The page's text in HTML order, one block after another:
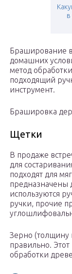
в
Браширование
домашних
метод
подходящий
инструмент.
Брашировка
Щетки
В продаже
для
подходят для
предназначены
используются
ручки, прочие
Зерно (толщину
правильно. Этот
обработки